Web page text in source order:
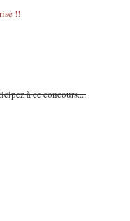
à ce concours....